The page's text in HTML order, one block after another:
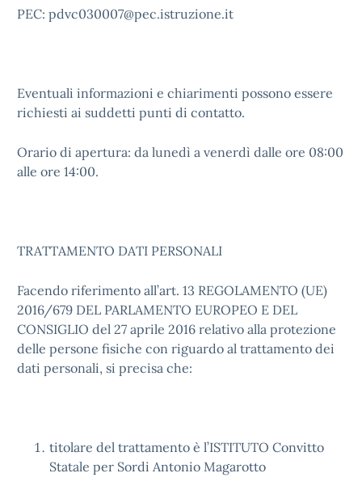
PEC: pdvc030007@pec.istruzione.it
Eventuali informazioni e chiarimenti possono essere
richiesti ai suddetti punti di contatto.
Orario di apertura: da lunedì a venerdì dalle ore 08:00
alle ore 14:00.
TRATTAMENTO DATI PERSONALI
Facendo riferimento all’art. 13 REGOLAMENTO (UE)
2016/679 DEL PARLAMENTO EUROPEO E DEL
CONSIGLIO del 27 aprile 2016 relativo alla protezione
delle persone fisiche con riguardo al trattamento dei
dati personali, si precisa che:
titolare del trattamento è l’ISTITUTO Convitto
Statale per Sordi Antonio Magarotto